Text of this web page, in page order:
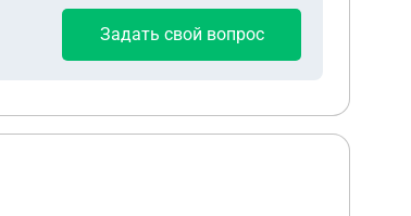
Задать свой вопрос